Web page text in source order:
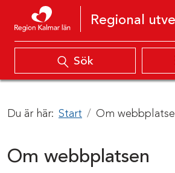
Hoppa till innehåll
Regional
Sök
Du är här: Start Om
Om webbplatsen